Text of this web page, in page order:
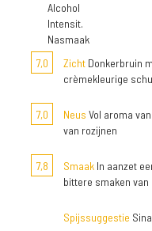
Alcohol
Intensit.
Nasmaak
7,0
Zicht Donkerbruin
crèmekleurige
7,0 Neus Vol aroma
van rozijnen
7,8 Smaak In aanzet
bittere smaken
Spijssuggestie